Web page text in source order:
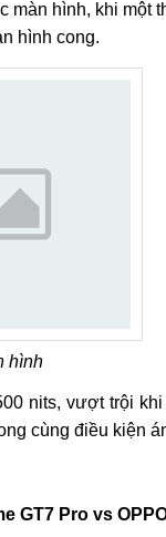
hình, khi một
hình cong.
hình
nits, vượt trội
cùng điều kiện
GT7 Pro vs